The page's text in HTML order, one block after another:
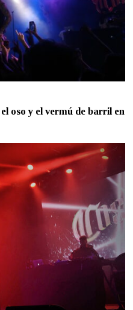
oso y el vermú de barril en